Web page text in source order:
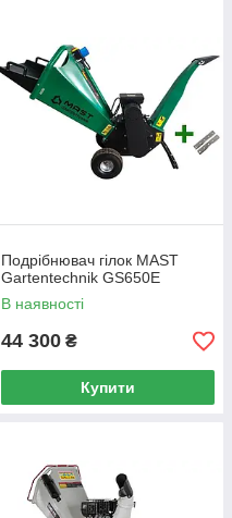
Подрібнювач гілок MAST
Gartentechnik GS650E
В наявності
44 300 ₴
Купити